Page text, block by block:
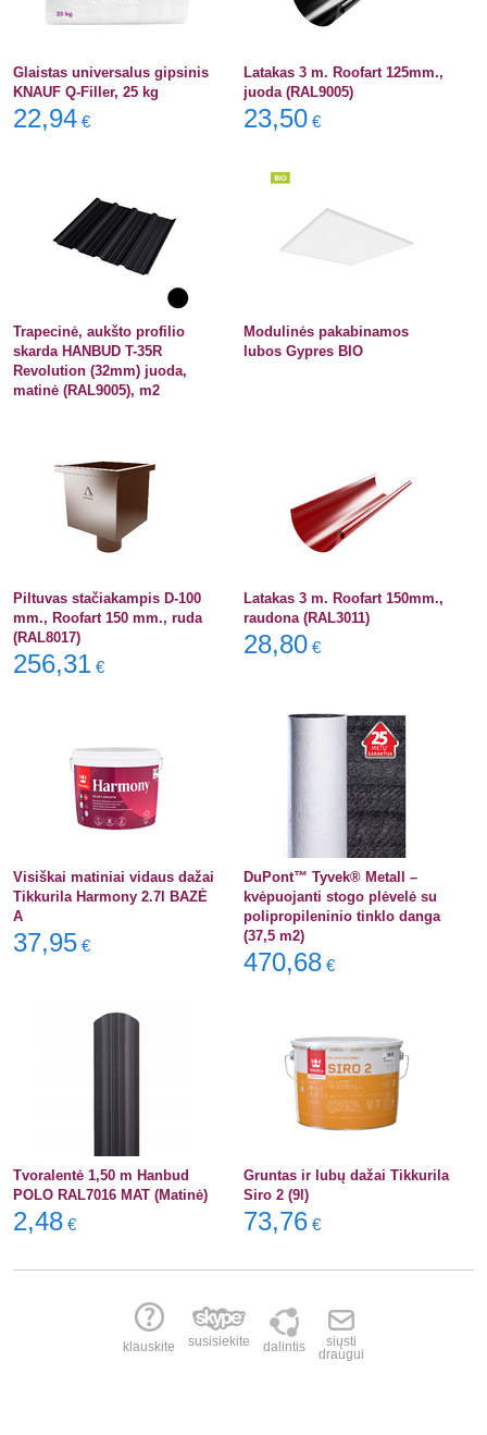
Glaistas universalus gipsinis
KNAUF Q-Filler, 25 kg
22,94 €
Latakas 3 m. Roofart 125mm.,
juoda (RAL9005)
23,50 €
Trapecinė, aukšto profilio
skarda HANBUD T-35R
Revolution (32mm) juoda,
matinė (RAL9005), m2
Modulinės pakabinamos
lubos Gypres BIO
Piltuvas stačiakampis D-100
mm., Roofart 150 mm., ruda
(RAL8017)
256,31 €
Latakas 3 m. Roofart 150mm.,
raudona (RAL3011)
28,80 €
Visiškai matiniai vidaus dažai
Tikkurila Harmony 2.7l BAZĖ
A
37,95 €
DuPont™ Tyvek® Metall –
kvėpuojanti stogo plėvelė su
polipropileninio tinklo danga
(37,5 m2)
470,68 €
Tvoralentė 1,50 m Hanbud
POLO RAL7016 MAT (Matinė)
2,48 €
Gruntas ir lubų dažai Tikkurila
Siro 2 (9l)
73,76 €
klauskite susisiekite dalintis
siųsti
draugui